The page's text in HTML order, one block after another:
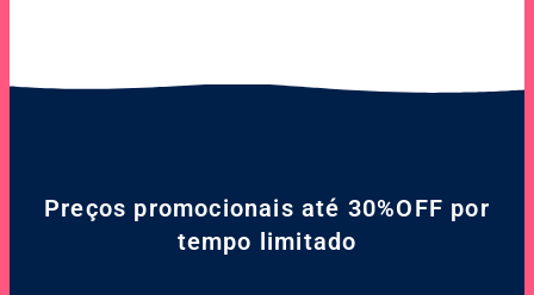
Preços promocionais até 30%OFF por
tempo limitado